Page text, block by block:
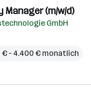
(m/w/d)
GmbH
€ – 4.400 € monatlich